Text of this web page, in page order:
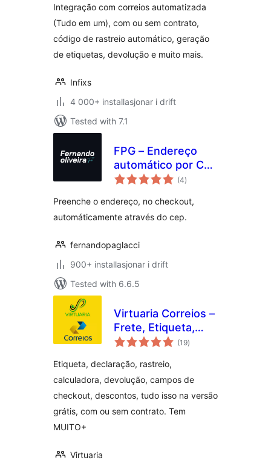
Declaração e
Devolução
Integração com correios automatizada
(Tudo em um), com ou sem contrato,
código de rastreio automático, geração
de etiquetas, devolução e muito mais.
Infixs
4 000+ installasjonar i drift
Tested with 7.1
FPG – Endereço
automático por Cep
no Checkout(4vurderingar
i)
Preenche o endereço, no checkout,
automáticamente através do cep.
fernandopaglacci
900+ installasjonar i drift
Tested with 6.6.5
Virtuaria Correios –
Frete, Etiqueta,
Rastreio e
(19vurderingar
i)
Etiqueta, declaração, rastreio,
calculadora, devolução, campos de
checkout, descontos, tudo isso na versão
grátis, com ou sem contrato. Tem
MUITO+
Virtuaria